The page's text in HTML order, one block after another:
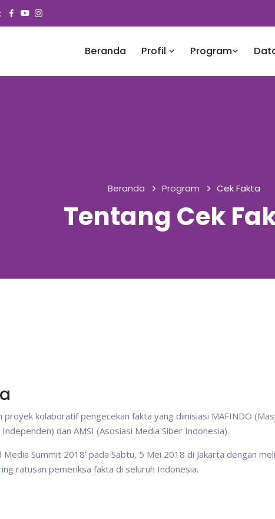
Beranda Profil Program
Beranda Program Cek Fakta
Tentang Cek
proyek kolaboratif pengecekan fakta yang diinisiasi MAFINDO
Independen) dan AMSI (Asosiasi Media Siber Indonesia).
Summit 2018’ pada Sabtu, 5 Mei 2018 di Jakarta dengan
ratusan pemeriksa fakta di seluruh Indonesia.